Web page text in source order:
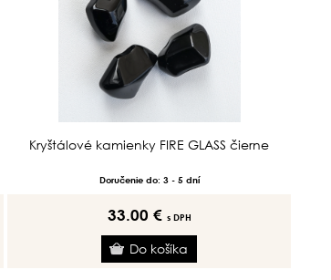
Kryštálové kamienky FIRE GLASS čierne
Doručenie do: 3 - 5 dní
33.00 € s DPH